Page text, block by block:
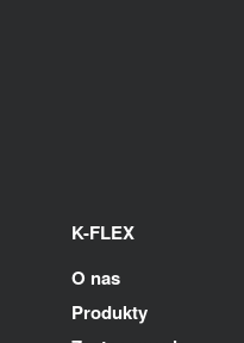
K-FLEX
O nas
Produkty